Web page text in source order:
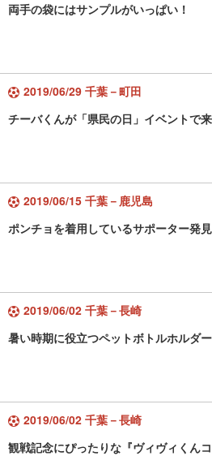
両手の袋にはサンプルがいっぱい！
2019/06/29 千葉－町田
チーバくんが「県民の日」イベントで来
2019/06/15 千葉－鹿児島
ポンチョを着用しているサポーター発見
2019/06/02 千葉－長崎
暑い時期に役立つペットボトルホルダ
2019/06/02 千葉－長崎
観戦記念にぴったりな『ヴィヴィくん